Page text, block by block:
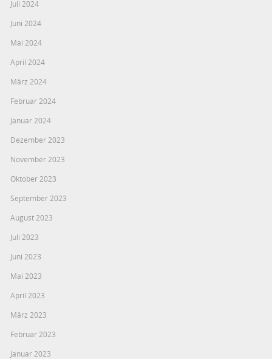
Juli 2024
Juni 2024
Mai 2024
April 2024
März 2024
Februar 2024
Januar 2024
Dezember 2023
November 2023
Oktober 2023
September 2023
August 2023
Juli 2023
Juni 2023
Mai 2023
April 2023
März 2023
Februar 2023
Januar 2023